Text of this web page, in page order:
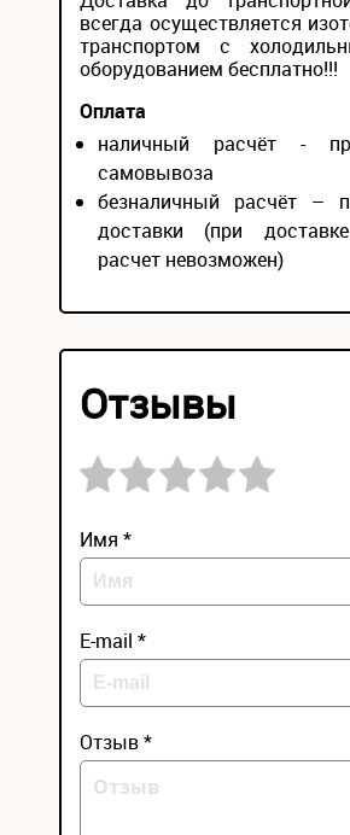
всегда осуществляется
транспортом с
оборудованием бесплатно!!!
Оплата
наличный расчёт -
самовывоза
безналичный расчёт –
доставки (при
расчет невозможен)
Отзывы
Имя *
E-mail *
Отзыв *